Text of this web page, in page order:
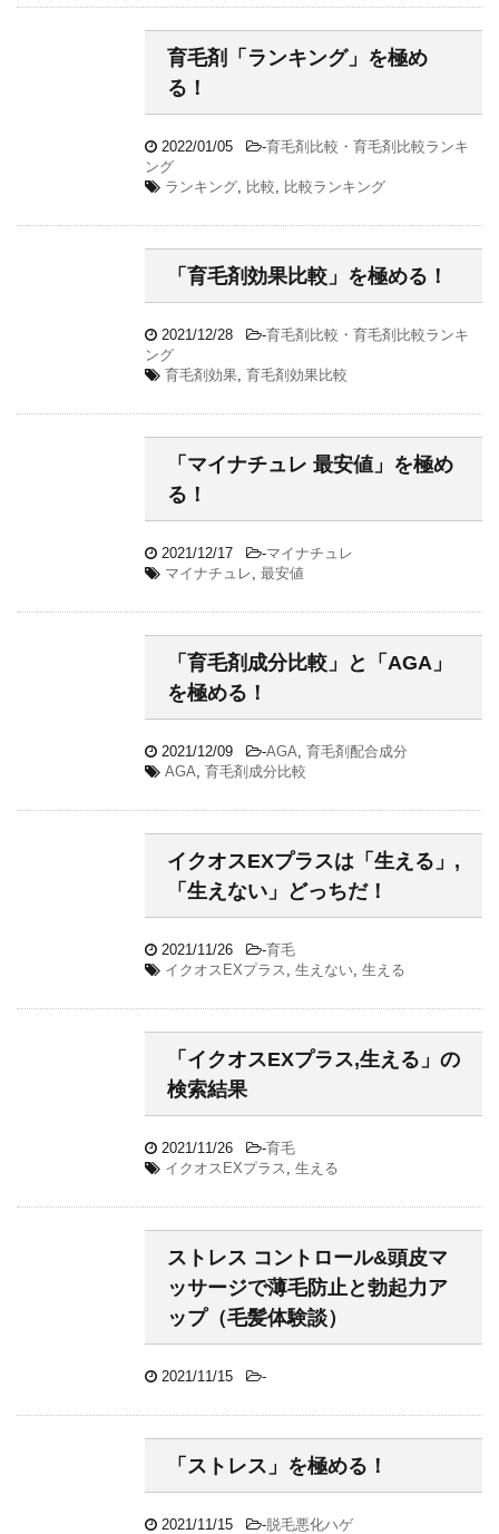
育毛剤「ランキング」を極め
る！
2022/01/05 -育毛剤比較・育毛剤比較ランキ
ング
ランキング
比較 比較ランキング
「育毛剤効果比較」を極める！
2021/12/28 -育毛剤比較・育毛剤比較ランキ
ング
育毛剤効果 育毛剤効果比較
「マイナチュレ 最安値」を極め
る！
2021/12/17 -マイナチュレ
マイナチュレ 最安値
「育毛剤成分比較」と「AGA」
を極める！
2021/12/09 -AGA 育毛剤配合成分
AGA 育毛剤成分比較
イクオスEXプラスは「生える」,
「生えない」どっちだ！
2021/11/26 -育毛
イクオスEXプラス
生えない 生える
「イクオスEXプラス,生える」の
検索結果
2021/11/26 -育毛
イクオスEXプラス
生える
ストレス コントロール&頭皮マ
ッサージで薄毛防止と勃起力ア
ップ（毛髪体験談）
2021/11/15 -
「ストレス」を極める！
2021/11/15 -脱毛悪化ハゲ